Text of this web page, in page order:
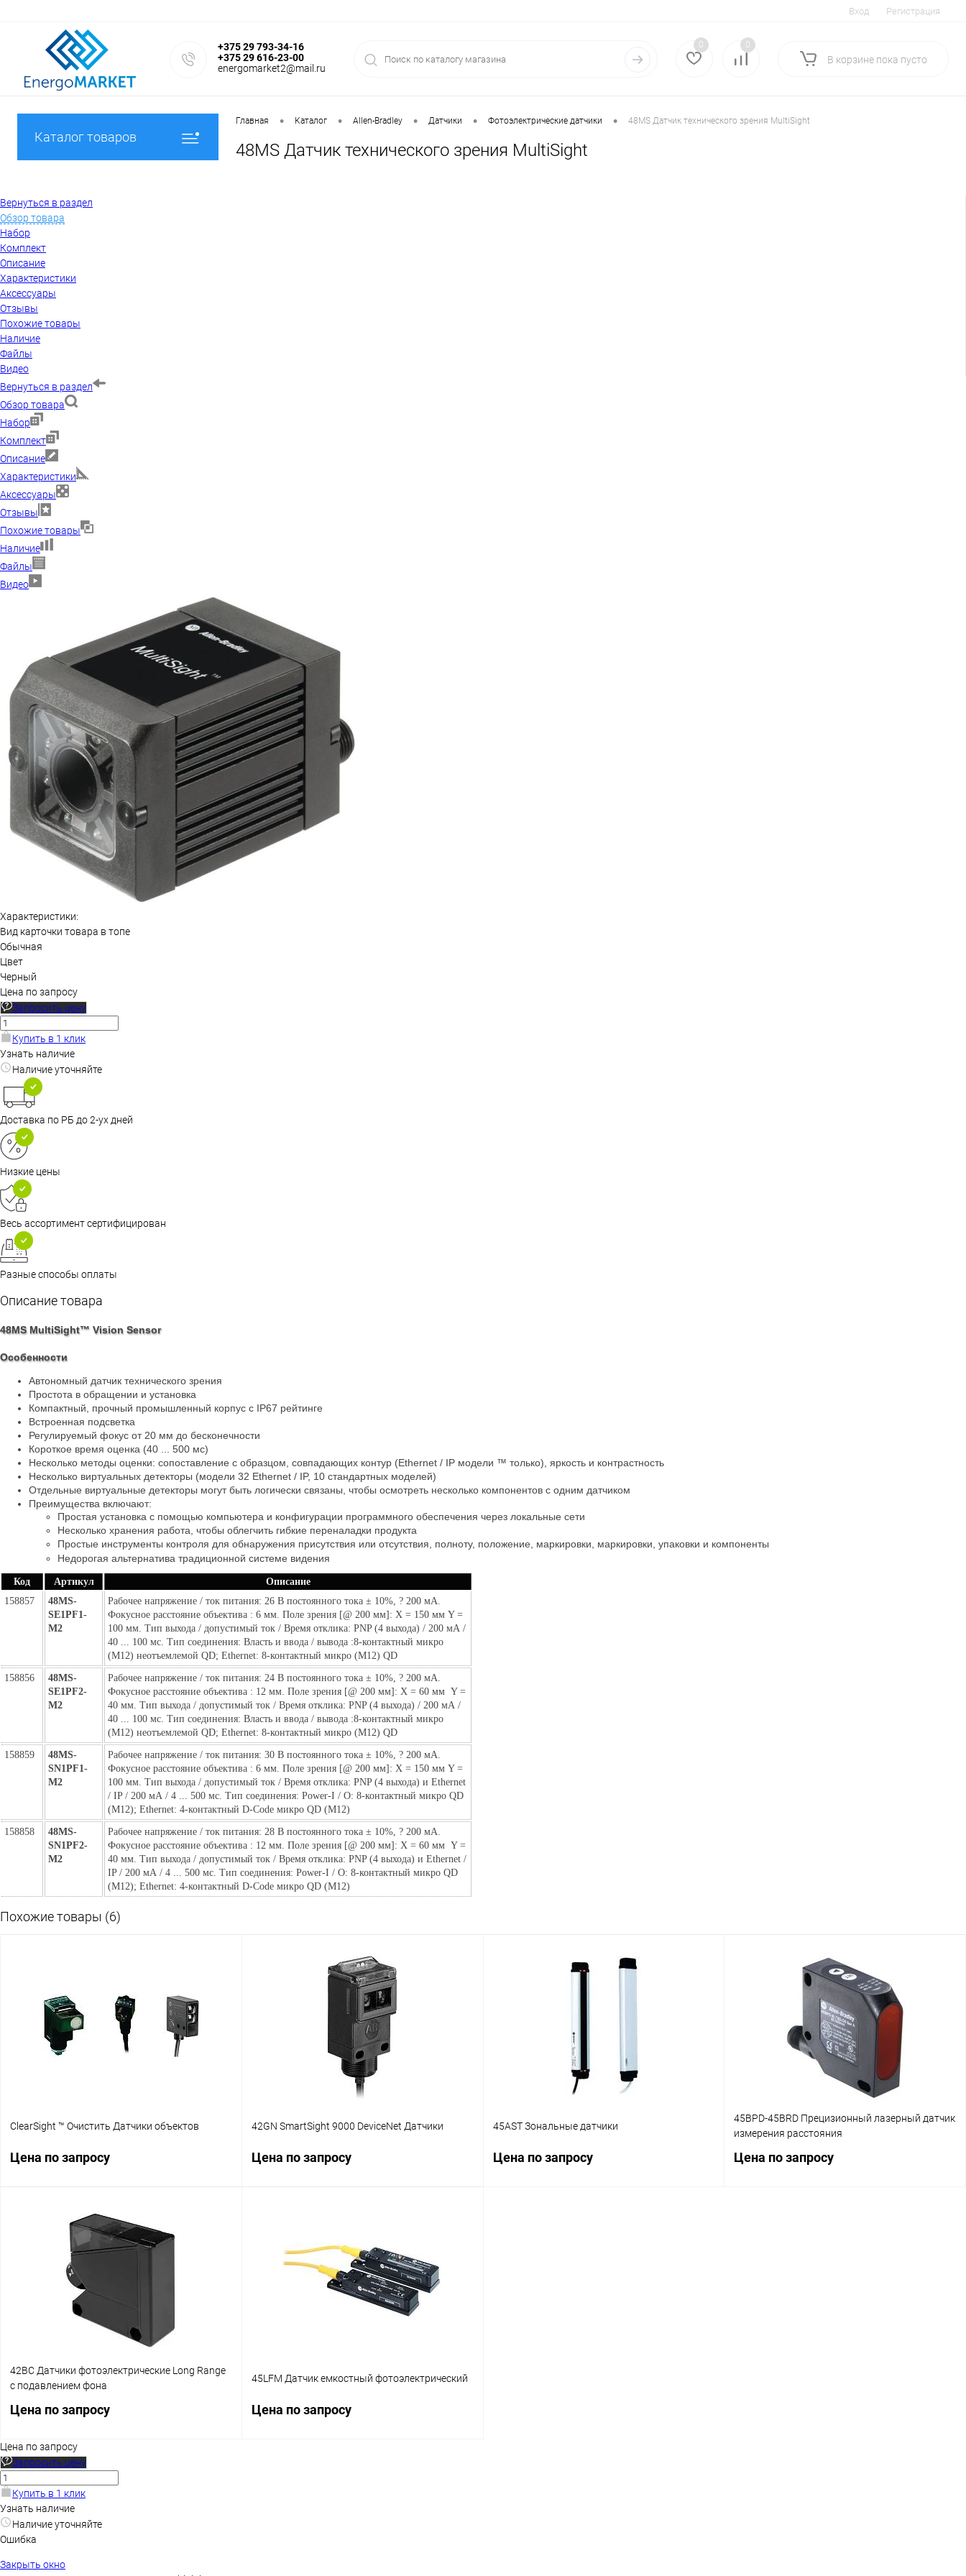
Вход Регистрация
+375 29 793-34-16
+375 29 616-23-00
energomarket2@mail.ru
0 0
В корзине пока пусто
Каталог товаров
Главная • Каталог • Allen-Bradley • Датчики • Фотоэлектрические датчики • 48MS Датчик технического зрения MultiSight
48MS Датчик технического зрения MultiSight
Вернуться в раздел
Обзор товара
Набор
Комплект
Описание
Характеристики
Аксессуары
Отзывы
Похожие товары
Наличие
Файлы
Видео
Вернуться в раздел
Обзор товара
Набор
Комплект
Описание
Характеристики
Аксессуары
Отзывы
Похожие товары
Наличие
Файлы
Видео
Характеристики:
Вид карточки товара в топе
Обычная
Цвет
Черный
Цена по запросу
Запросить цену
Купить в 1 клик
Узнать наличие
Наличие уточняйте
Доставка по РБ до 2-ух дней
Низкие цены
Весь ассортимент сертифицирован
Разные способы оплаты
Описание товара
48MS MultiSight™ Vision Sensor
Особенности
Автономный датчик технического зрения
Простота в обращении и установка
Компактный, прочный промышленный корпус с IP67 рейтинге
Встроенная подсветка
Регулируемый фокус от 20 мм до бесконечности
Короткое время оценка (40 ... 500 мс)
Несколько методы оценки: сопоставление с образцом, совпадающих контур (Ethernet / IP модели ™ только), яркость и контрастность
Несколько виртуальных детекторы (модели 32 Ethernet / IP, 10 стандартных моделей)
Отдельные виртуальные детекторы могут быть логически связаны, чтобы осмотреть несколько компонентов с одним датчиком
Преимущества включают:
Простая установка с помощью компьютера и конфигурации программного обеспечения через локальные сети
Несколько хранения работа, чтобы облегчить гибкие переналадки продукта
Простые инструменты контроля для обнаружения присутствия или отсутствия, полноту, положение, маркировки, маркировки, упаковки и компоненты
Недорогая альтернатива традиционной системе видения
Код Артикул
Описание
158857
48MS-
SE1PF1-
M2
Рабочее напряжение / ток питания: 26 В постоянного тока ± 10%, ? 200 мА.
Фокусное расстояние объектива : 6 мм. Поле зрения [@ 200 мм]: X = 150 мм Y =
100 мм. Тип выхода / допустимый ток / Время отклика: PNP (4 выхода) / 200 мА /
40 ... 100 мс. Тип соединения: Власть и ввода / вывода :8-контактный микро
(M12) неотъемлемой QD; Ethernet: 8-контактный микро (M12) QD
158856
48MS-
SE1PF2-
M2
Рабочее напряжение / ток питания: 24 В постоянного тока ± 10%, ? 200 мА.
Фокусное расстояние объектива : 12 мм. Поле зрения [@ 200 мм]: Х = 60 мм Y =
40 мм. Тип выхода / допустимый ток / Время отклика: PNP (4 выхода) / 200 мА /
40 ... 100 мс. Тип соединения: Власть и ввода / вывода :8-контактный микро
(M12) неотъемлемой QD; Ethernet: 8-контактный микро (M12) QD
158859
48MS-
SN1PF1-
M2
Рабочее напряжение / ток питания: 30 В постоянного тока ± 10%, ? 200 мА.
Фокусное расстояние объектива : 6 мм. Поле зрения [@ 200 мм]: X = 150 мм Y =
100 мм. Тип выхода / допустимый ток / Время отклика: PNP (4 выхода) и Ethernet
/ IP / 200 мА / 4 ... 500 мс. Тип соединения: Power-I / O: 8-контактный микро QD
(M12); Ethernet: 4-контактный D-Code микро QD (M12)
158858
48MS-
SN1PF2-
M2
Рабочее напряжение / ток питания: 28 В постоянного тока ± 10%, ? 200 мА.
Фокусное расстояние объектива : 12 мм. Поле зрения [@ 200 мм]: Х = 60 мм Y =
40 мм. Тип выхода / допустимый ток / Время отклика: PNP (4 выхода) и Ethernet /
IP / 200 мА / 4 ... 500 мс. Тип соединения: Power-I / O: 8-контактный микро QD
(M12); Ethernet: 4-контактный D-Code микро QD (M12)
Похожие товары (6)
ClearSight ™ Очистить Датчики объектов
Цена по запросу
Запросить цену
Купить в 1 клик
В избранное
42GN SmartSight 9000 DeviceNet Датчики
Цена по запросу
Купить в 1 клик Сравнение
Наличие уточняйте
45AST Зональные датчики
Цена по запросу
45BPD-45BRD Прецизионный лазерный датчик
измерения расстояния
Цена по запросу
42BC Датчики фотоэлектрические Long Rangе
с подавлением фона
Цена по запросу
Запросить цену
Купить в 1 клик
В избранное
45LFM Датчик емкостный фотоэлектрический
Цена по запросу
Цена по запросу
Запросить цену
Купить в 1 клик
Узнать наличие
Наличие уточняйте
Ошибка
Закрыть окно